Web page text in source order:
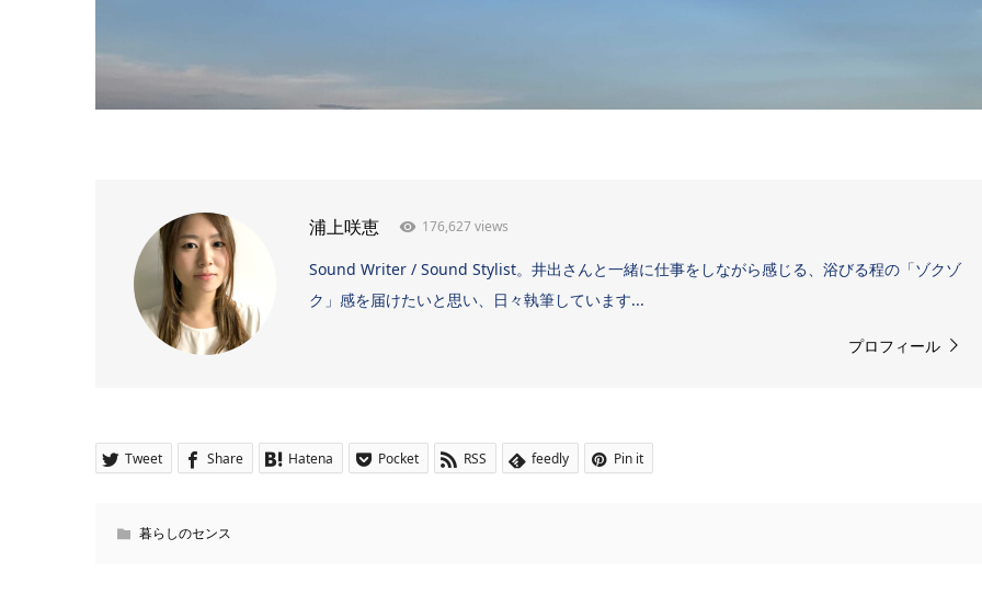
浦上咲恵 176,627 views
Sound Writer / Sound Stylist。井出さんと一緒に仕事をしながら感じる、浴びる程の「ゾクゾ
ク」感を届けたいと思い、日々執筆しています...
プロフィール
Tweet Share Hatena Pocket RSS feedly Pin it
暮らしのセンス